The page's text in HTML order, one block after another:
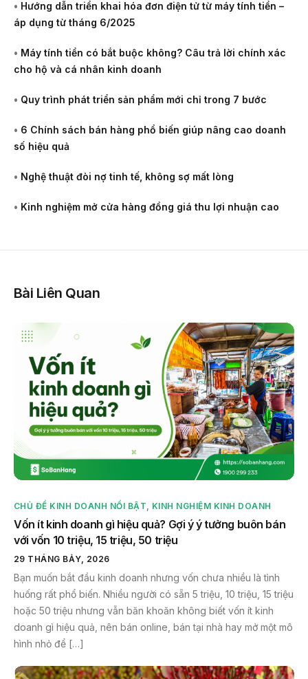
• Hướng dẫn triển khai hóa đơn điện tử từ máy tính tiền –
áp dụng từ tháng 6/2025
• Máy tính tiền có bắt buộc không? Câu trả lời chính xác
cho hộ và cá nhân kinh doanh
• Quy trình phát triển sản phẩm mới chỉ trong 7 bước
• 6 Chính sách bán hàng phổ biến giúp nâng cao doanh
số hiệu quả
• Nghệ thuật đòi nợ tinh tế, không sợ mất lòng
• Kinh nghiệm mở cửa hàng đồng giá thu lợi nhuận cao
Bài Liên Quan
CHỦ ĐỀ KINH DOANH NỔI BẬT, KINH NGHIỆM KINH DOANH
Vốn ít kinh doanh gì hiệu quả? Gợi ý ý tưởng buôn bán
với vốn 10 triệu, 15 triệu, 50 triệu
29 THÁNG BẢY, 2026
Bạn muốn bắt đầu kinh doanh nhưng vốn chưa nhiều là tình
huống rất phổ biến. Nhiều người có sẵn 5 triệu, 10 triệu, 15 triệu
hoặc 50 triệu nhưng vẫn băn khoăn không biết vốn ít kinh
doanh gì hiệu quả, nên bán online, bán tại nhà hay mở một mô
hình nhỏ để […]